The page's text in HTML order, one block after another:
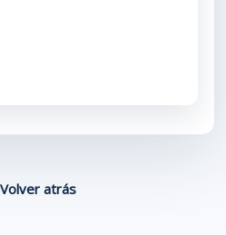
Volver atrás